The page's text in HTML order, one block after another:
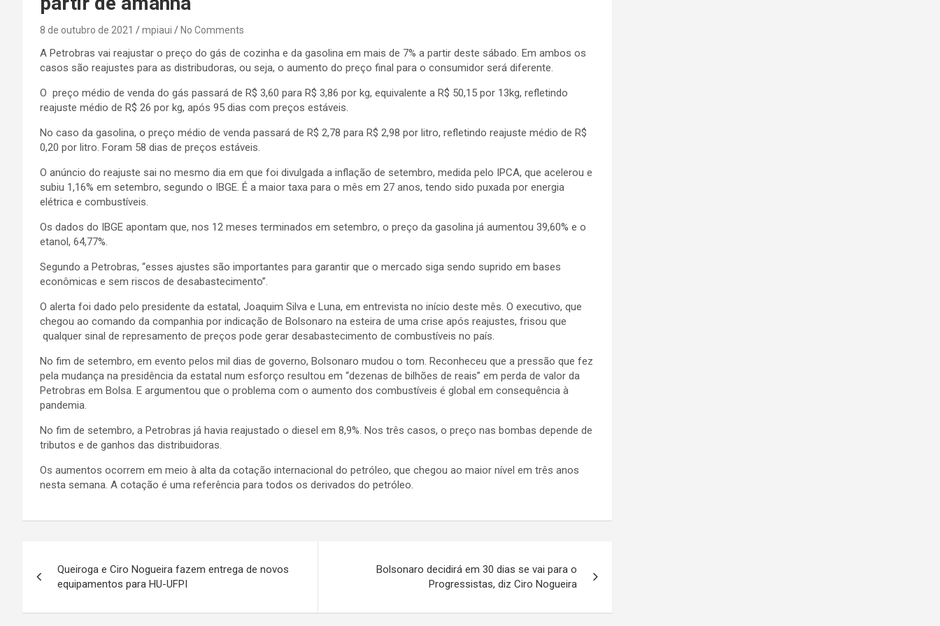
8 de outubro de 2021 mpiaui No Comments
A Petrobras vai reajustar o preço do gás de cozinha e da gasolina em mais de 7% a partir deste sábado. Em ambos os
casos são reajustes para as distribudoras, ou seja, o aumento do preço final para o consumidor será diferente.
O preço médio de venda do gás passará de R$ 3,60 para R$ 3,86 por kg, equivalente a R$ 50,15 por 13kg, refletindo
reajuste médio de R$ 26 por kg, após 95 dias com preços estáveis.
No caso da gasolina, o preço médio de venda passará de R$ 2,78 para R$ 2,98 por litro, refletindo reajuste médio de R$
0,20 por litro. Foram 58 dias de preços estáveis.
O anúncio do reajuste sai no mesmo dia em que foi divulgada a inflação de setembro, medida pelo IPCA, que acelerou e
subiu 1,16% em setembro, segundo o IBGE. É a maior taxa para o mês em 27 anos, tendo sido puxada por energia
elétrica e combustíveis.
Os dados do IBGE apontam que, nos 12 meses terminados em setembro, o preço da gasolina já aumentou 39,60% e o
etanol, 64,77%.
Segundo a Petrobras, “esses ajustes são importantes para garantir que o mercado siga sendo suprido em bases
econômicas e sem riscos de desabastecimento”.
O alerta foi dado pelo presidente da estatal, Joaquim Silva e Luna, em entrevista no início deste mês. O executivo, que
chegou ao comando da companhia por indicação de Bolsonaro na esteira de uma crise após reajustes, frisou que
qualquer sinal de represamento de preços pode gerar desabastecimento de combustíveis no país.
No fim de setembro, em evento pelos mil dias de governo, Bolsonaro mudou o tom. Reconheceu que a pressão que fez
pela mudança na presidência da estatal num esforço resultou em “dezenas de bilhões de reais” em perda de valor da
Petrobras em Bolsa. E argumentou que o problema com o aumento dos combustíveis é global em consequência à
pandemia.
No fim de setembro, a Petrobras já havia reajustado o diesel em 8,9%. Nos três casos, o preço nas bombas depende de
tributos e de ganhos das distribuidoras.
Os aumentos ocorrem em meio à alta da cotação internacional do petróleo, que chegou ao maior nível em três anos
nesta semana. A cotação é uma referência para todos os derivados do petróleo.
de
Post
Queiroga e Ciro Nogueira fazem entrega de novos
equipamentos para HU-UFPI
Bolsonaro decidirá em 30 dias se vai para o
Progressistas, diz Ciro Nogueira